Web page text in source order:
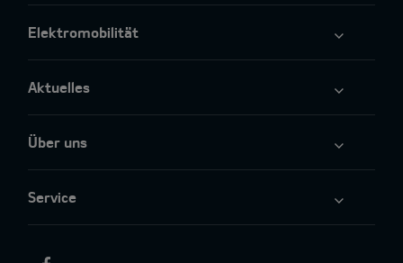
Elektromobilität
Aktuelles
Über uns
Service